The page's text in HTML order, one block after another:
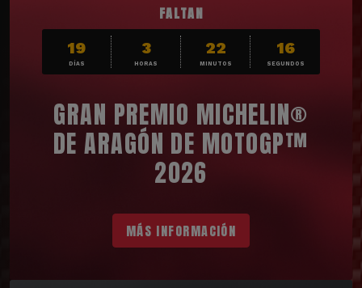
FALTAN
19
DÍAS
3
HORAS
22
MINUTOS
14
SEGUNDOS
GRAN PREMIO MICHELIN®
DE ARAGÓN DE MOTOGP™
2026
MÁS INFORMACIÓN